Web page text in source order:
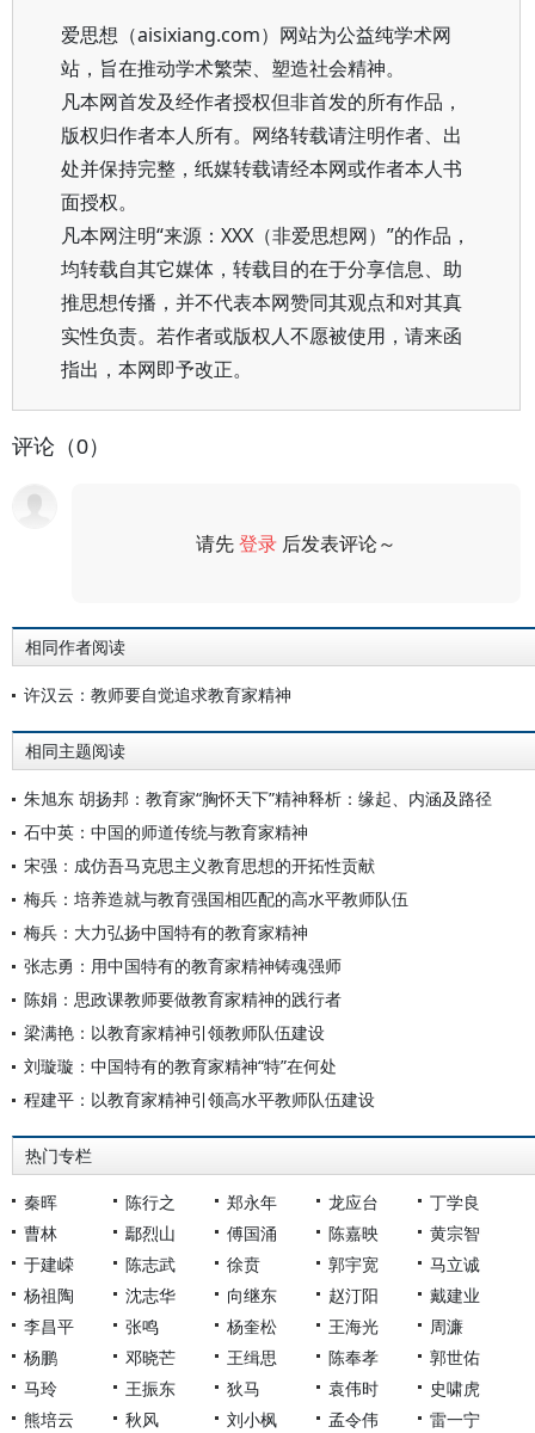
爱思想（aisixiang.com）网站为公益纯学术网
站，旨在推动学术繁荣、塑造社会精神。
凡本网首发及经作者授权但非首发的所有作品，
版权归作者本人所有。网络转载请注明作者、出
处并保持完整，纸媒转载请经本网或作者本人书
面授权。
凡本网注明“来源：XXX（非爱思想网）”的作品，
均转载自其它媒体，转载目的在于分享信息、助
推思想传播，并不代表本网赞同其观点和对其真
实性负责。若作者或版权人不愿被使用，请来函
指出，本网即予改正。
评论（0）
请先登录 后发表评论～
相同作者阅读
许汉云：教师要自觉追求教育家精神
相同主题阅读
朱旭东 胡扬邦：教育家“胸怀天下”精神释析：缘起、内涵及路径
石中英：中国的师道传统与教育家精神
宋强：成仿吾马克思主义教育思想的开拓性贡献
梅兵：培养造就与教育强国相匹配的高水平教师队伍
梅兵：大力弘扬中国特有的教育家精神
张志勇：用中国特有的教育家精神铸魂强师
陈娟：思政课教师要做教育家精神的践行者
梁满艳：以教育家精神引领教师队伍建设
刘璇璇：中国特有的教育家精神“特”在何处
程建平：以教育家精神引领高水平教师队伍建设
热门专栏
秦晖 陈行之 郑永年 龙应台
丁学良
曹林
鄢烈山 傅国涌 陈嘉映
黄宗智
于建嵘
陈志武 徐贲 郭宇宽
马立诚
杨祖陶
沈志华 向继东 赵汀阳
戴建业
李昌平
张鸣 杨奎松 王海光
周濂
杨鹏
邓晓芒 王缉思 陈奉孝
郭世佑
马玲
王振东 狄马 袁伟时
史啸虎
熊培云
秋风 刘小枫 孟令伟 雷一宁